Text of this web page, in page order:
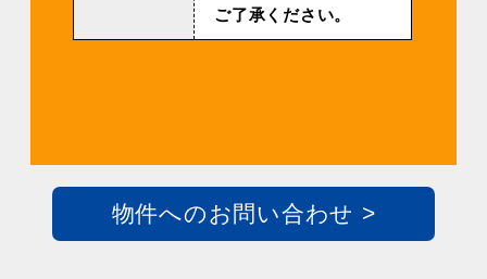
ご了承ください。
物件へのお問い合わせ >